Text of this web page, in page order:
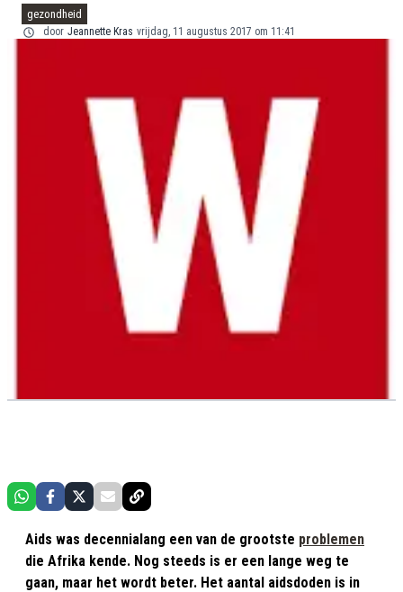
gezondheid
door Jeannette Kras vrijdag, 11 augustus 2017 om 11:41
Aids was decennialang een van de grootste problemen
die Afrika kende. Nog steeds is er een lange weg te
gaan, maar het wordt beter. Het aantal aidsdoden is in